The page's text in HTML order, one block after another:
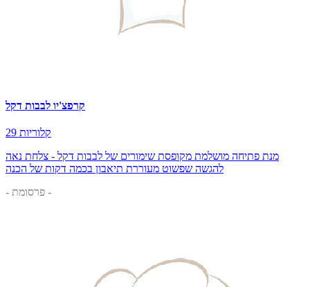
קרפצ'יו לבבות דקל
29 קלוריות
מנת פתיחה מושלמת מקופסת שימורים של לבבות דקל - צלחת נאה
להגשה שפשוט מעוררת תיאבון בכמה דקות של הכנה
- פרסומת -